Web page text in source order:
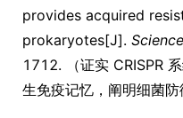
provides acquired
prokaryotes[J]. Science
1712. （证实 CRISPR
生免疫记忆，阐明细菌防